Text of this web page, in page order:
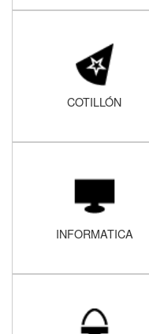
COTILLÓN
INFORMATICA